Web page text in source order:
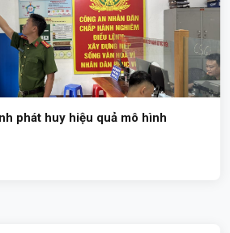
phát huy hiệu quả mô hình